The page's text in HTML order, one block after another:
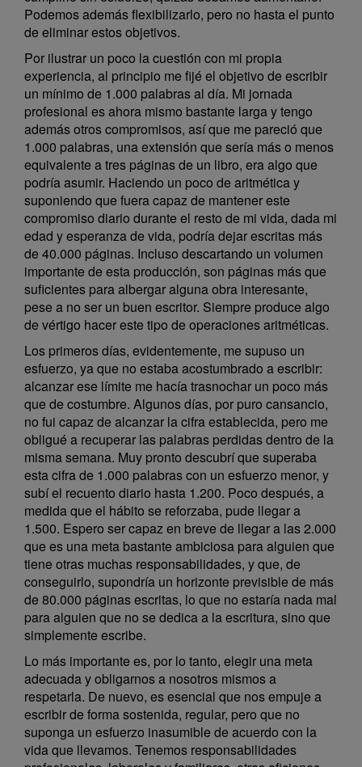
Podemos además flexibilizarlo, pero no hasta el punto
de eliminar estos objetivos.
Por ilustrar un poco la cuestión con mi propia
experiencia, al principio me fijé el objetivo de escribir
un mínimo de 1.000 palabras al día. Mi jornada
profesional es ahora mismo bastante larga y tengo
además otros compromisos, así que me pareció que
1.000 palabras, una extensión que sería más o menos
equivalente a tres páginas de un libro, era algo que
podría asumir. Haciendo un poco de aritmética y
suponiendo que fuera capaz de mantener este
compromiso diario durante el resto de mi vida, dada mi
edad y esperanza de vida, podría dejar escritas más
de 40.000 páginas. Incluso descartando un volumen
importante de esta producción, son páginas más que
suficientes para albergar alguna obra interesante,
pese a no ser un buen escritor. Siempre produce algo
de vértigo hacer este tipo de operaciones aritméticas.
Los primeros días, evidentemente, me supuso un
esfuerzo, ya que no estaba acostumbrado a escribir:
alcanzar ese límite me hacía trasnochar un poco más
que de costumbre. Algunos días, por puro cansancio,
no fui capaz de alcanzar la cifra establecida, pero me
obligué a recuperar las palabras perdidas dentro de la
misma semana. Muy pronto descubrí que superaba
esta cifra de 1.000 palabras con un esfuerzo menor, y
subí el recuento diario hasta 1.200. Poco después, a
medida que el hábito se reforzaba, pude llegar a
1.500. Espero ser capaz en breve de llegar a las 2.000
que es una meta bastante ambiciosa para alguien que
tiene otras muchas responsabilidades, y que, de
conseguirlo, supondría un horizonte previsible de más
de 80.000 páginas escritas, lo que no estaría nada mal
para alguien que no se dedica a la escritura, sino que
simplemente escribe.
Lo más importante es, por lo tanto, elegir una meta
adecuada y obligarnos a nosotros mismos a
respetarla. De nuevo, es esencial que nos empuje a
escribir de forma sostenida, regular, pero que no
suponga un esfuerzo inasumible de acuerdo con la
vida que llevamos. Tenemos responsabilidades